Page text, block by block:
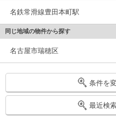
名鉄常滑線豊田本町駅
同じ地域の物件から探す
名古屋市瑞穂区
条件を
最近検